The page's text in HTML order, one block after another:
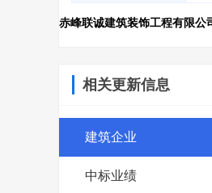
赤峰联诚建筑装饰工程有限公
相关更新信息
建筑企业
中标业绩